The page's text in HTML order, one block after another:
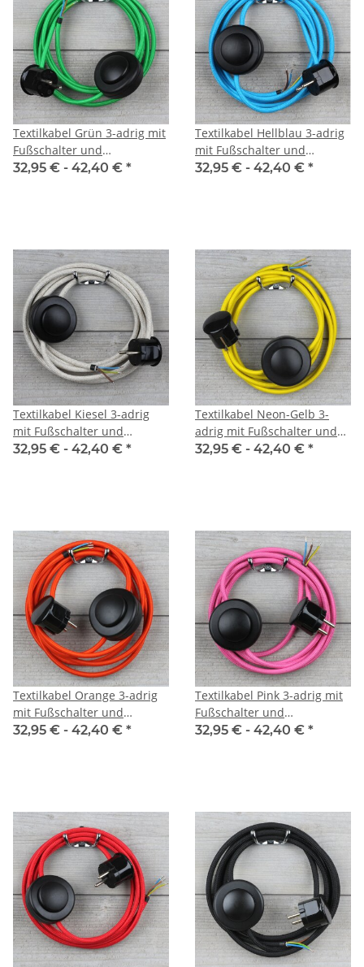
Textilkabel Grün 3-adrig mit
Fußschalter und
Schutzkontakt-Stecker
32,95 € - 42,40 € *
Textilkabel Hellblau 3-adrig
mit Fußschalter und
Schutzkontakt-Stecker
32,95 € - 42,40 € *
Textilkabel Kiesel 3-adrig
mit Fußschalter und
Schutzkontakt-Stecker
32,95 € - 42,40 € *
Textilkabel Neon-Gelb 3-
adrig mit Fußschalter und
Schutzkontakt-Stecker
32,95 € - 42,40 € *
Textilkabel Orange 3-adrig
mit Fußschalter und
Schutzkontakt-Stecker
32,95 € - 42,40 € *
Textilkabel Pink 3-adrig mit
Fußschalter und
Schutzkontakt-Stecker
32,95 € - 42,40 € *